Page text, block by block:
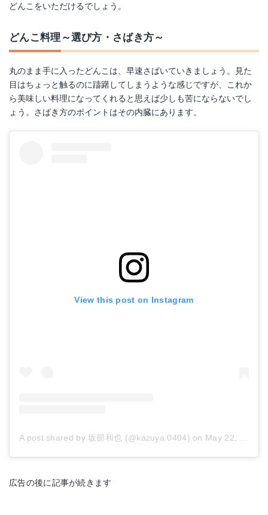
どんこをいただけるでしょう。
どんこ料理～選び方・さばき方～
丸のまま手に入ったどんこは、早速さばいていきましょう。見た
目はちょっと触るのに躊躇してしまうような感じですが、これか
ら美味しい料理になってくれると思えば少しも苦にならないでし
ょう。さばき方のポイントはその内臓にあります。
View this post on Instagram
A post shared by 坂部和也 (@kazuya.0404) on May 22, 2018 at 7:01pm PDT
広告の後に記事が続きます